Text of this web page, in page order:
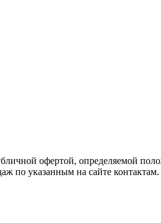
офертой, определяемой
по указанным на сайте контактам.